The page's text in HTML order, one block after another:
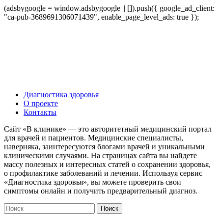
(adsbygoogle = window.adsbygoogle || []).push({ google_ad_client:
"ca-pub-3689691306071439", enable_page_level_ads: true });
Диагностика здоровья
О проекте
Контакты
Сайт «В клинике» — это авторитетный медицинский портал
для врачей и пациентов. Медицинские специалисты,
наверняка, заинтересуются блогами врачей и уникальными
клиническими случаями. На страницах сайта вы найдете
массу полезных и интересных статей о сохранении здоровья,
о профилактике заболеваний и лечении. Используя сервис
«Диагностика здоровья», вы можете проверить свои
симптомы онлайн и получить предварительный диагноз.